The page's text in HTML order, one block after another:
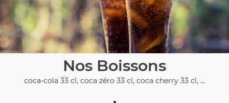
Nos Boissons
coca-cola 33 cl, coca zéro 33 cl, coca cherry 33 cl, ...